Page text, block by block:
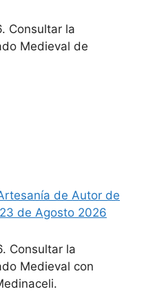
Consultar la
Medieval de
de Autor de
de Agosto 2026
Consultar la
Medieval con